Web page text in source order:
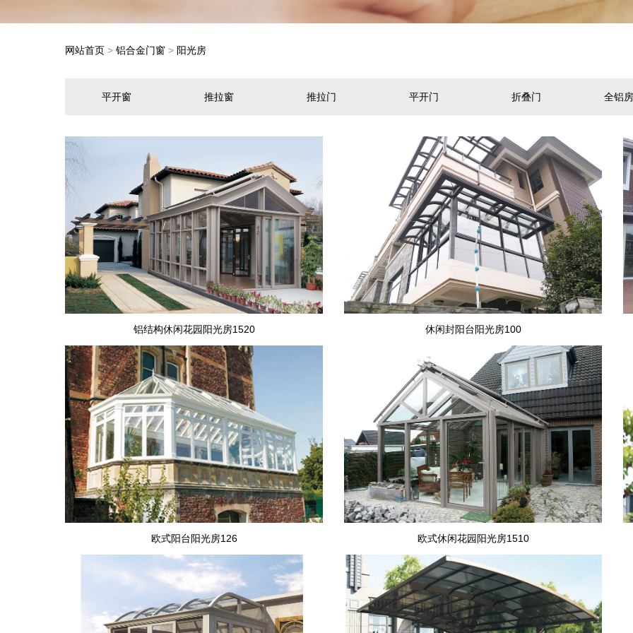
网站首页 > 铝合金门窗 > 阳光房
平开窗 推拉窗 推拉门 平开门 折叠门 全铝
铝结构休闲花园阳光房1520 休闲封阳台阳光房100
欧式阳台阳光房126 欧式休闲花园阳光房1510